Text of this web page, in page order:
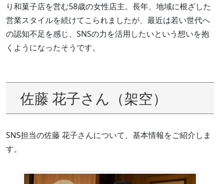
り和菓子店を営む58歳の女性店主。長年、地域に根ざした
営業スタイルを続けてこられましたが、最近は若い世代へ
の認知不足を感じ、SNSの力を活用したいという想いを抱
くようになったそうです。
佐藤 花子さん（架空）
SNS担当の佐藤 花子さんについて、基本情報をご紹介しま
す。